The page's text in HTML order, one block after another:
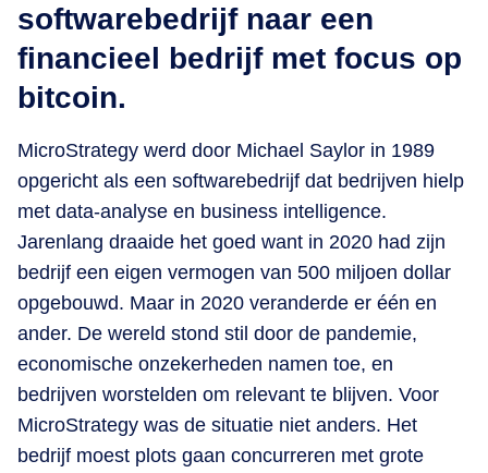
softwarebedrijf naar een
financieel bedrijf met focus op
bitcoin.
MicroStrategy werd door Michael Saylor in 1989
opgericht als een softwarebedrijf dat bedrijven hielp
met data-analyse en business intelligence.
Jarenlang draaide het goed want in 2020 had zijn
bedrijf een eigen vermogen van 500 miljoen dollar
opgebouwd. Maar in 2020 veranderde er één en
ander. De wereld stond stil door de pandemie,
economische onzekerheden namen toe, en
bedrijven worstelden om relevant te blijven. Voor
MicroStrategy was de situatie niet anders. Het
bedrijf moest plots gaan concurreren met grote